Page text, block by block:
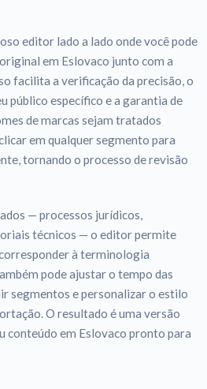
editor lado a lado onde você pode
em Eslovaco junto com a
facilita a verificação da precisão, o
público específico e a garantia de
de marcas sejam tratados
em qualquer segmento para
tornando o processo de revisão
— processos jurídicos,
técnicos — o editor permite
à terminologia
pode ajustar o tempo das
segmentos e personalizar o estilo
O resultado é uma versão
conteúdo em Eslovaco pronto para